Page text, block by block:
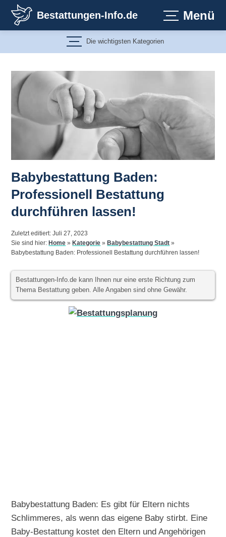
Inhalt
springen
Bestattungen-Info.de Menü
Die wichtigsten Kategorien
Babybestattung Baden:
Professionell Bestattung
durchführen lassen!
Zuletzt editiert: Juli 27, 2023
Sie sind hier:Home »Kategorie »Babybestattung Stadt »
Babybestattung Baden: Professionell Bestattung durchführen lassen!
Bestattungen-Info.de kann Ihnen nur eine erste Richtung zum
Thema Bestattung geben. Alle Angaben sind ohne Gewähr.
Babybestattung Baden: Es gibt für Eltern nichts
Schlimmeres, als wenn das eigene Baby stirbt. Eine
Baby-Bestattung kostet den Eltern und Angehörigen